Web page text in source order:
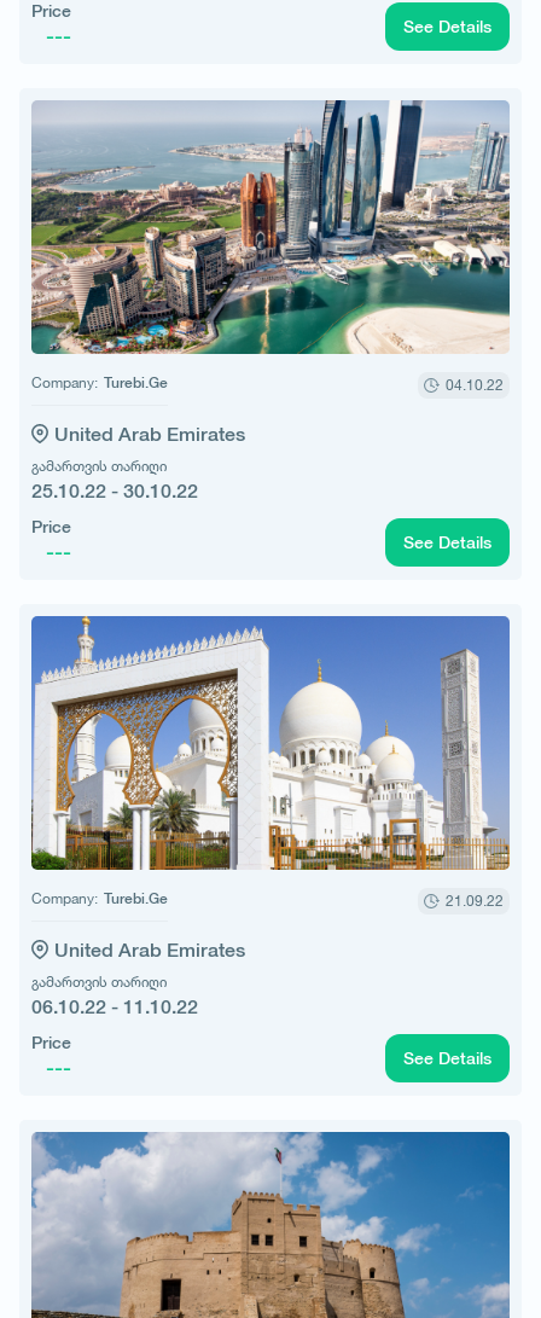
Price
--- See Details
Company: Turebi.Ge 04.10.22
United Arab Emirates
გამართვის თარიღი
25.10.22 - 30.10.22
Price
--- See Details
Company: Turebi.Ge 21.09.22
United Arab Emirates
გამართვის თარიღი
06.10.22 - 11.10.22
Price
--- See Details